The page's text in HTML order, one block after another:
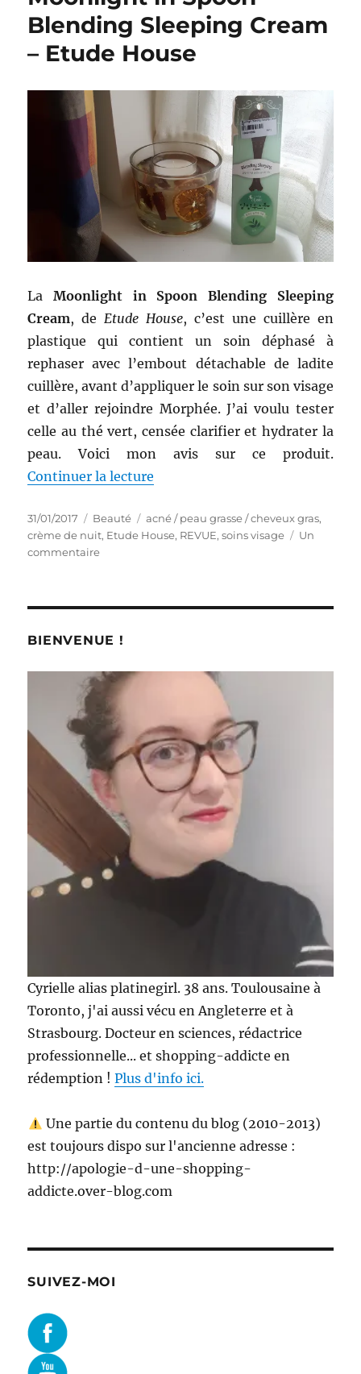
BB
Cream
Blooming
Etude
House
Blending Sleeping Cream
– Etude House
LaMoonlight in Spoon Blending Sleeping
Cream, deEtude House, c’est une cuillère en
plastique qui contient un soin déphasé à
rephaser avec l’embout détachable de ladite
cuillère, avant d’appliquer le soin sur son visage
et d’aller rejoindre Morphée. J’ai voulu tester
celle au thé vert, censée clarifier et hydrater la
peau. Voici mon avis sur ce produit.
Continuer la lecture
Publié
le
31/01/2017 Catégories
Beauté Étiquettes
acné / peau grasse / cheveux gras,
crème de nuit, Etude House, REVUE,soins visage
Un
commentairesur
23
Moonlight
Spoon
Blending
Sleeping
Cream
–
Etude
House
BIENVENUE !
Cyrielle alias platinegirl. 38 ans. Toulousaine à
Toronto, j'ai aussi vécu en Angleterre et à
Strasbourg. Docteur en sciences, rédactrice
professionnelle... et shopping-addicte en
rédemption !Plus d'info ici.
Une partie du contenu du blog (2010-2013)
est toujours dispo sur l'ancienne adresse :
http://apologie-d-une-shopping-
addicte.over-blog.com
SUIVEZ-MOI